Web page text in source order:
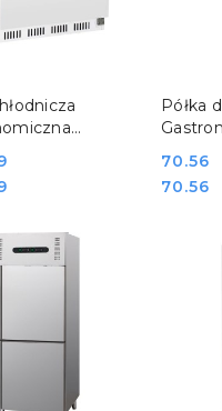
880173
DO KOSZYKA
Półka
Cena:
70.56
Cena:
70.56